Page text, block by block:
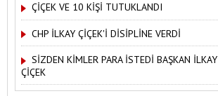
ÇİÇEK VE 10 KİŞİ TUTUKLANDI
CHP İLKAY ÇİÇEK'İ DİSİPLİNE VERDİ
SİZDEN KİMLER PARA İSTEDİ BAŞKAN İLKAY
ÇİÇEK